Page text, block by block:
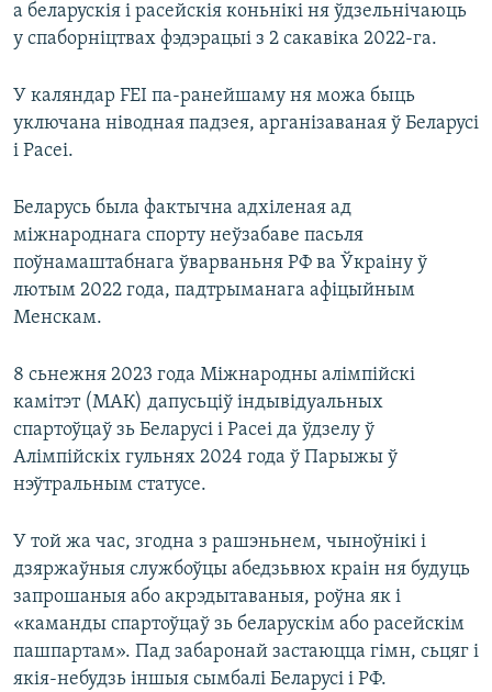
а беларускія і расейскія коньнікі ня ўдзельнічаюць
у спаборніцтвах фэдэрацыі з 2 сакавіка 2022-га.
У каляндар FEI па-ранейшаму ня можа быць
уключана ніводная падзея, арганізаваная ў Беларусі
і Расеі.
Беларусь была фактычна адхіленая ад
міжнароднага спорту неўзабаве пасьля
поўнамаштабнага ўварваньня РФ ва Ўкраіну ў
лютым 2022 года, падтрыманага афіцыйным
Менскам.
8 сьнежня 2023 года Міжнародны алімпійскі
камітэт (МАК) дапусьціў індывідуальных
спартоўцаў зь Беларусі і Расеі да ўдзелу ў
Алімпійскіх гульнях 2024 года ў Парыжы ў
нэўтральным статусе.
У той жа час, згодна з рашэньнем, чыноўнікі і
дзяржаўныя службоўцы абедзьвюх краін ня будуць
запрошаныя або акрэдытаваныя, роўна як і
«каманды спартоўцаў зь беларускім або расейскім
пашпартам». Пад забаронай застаюцца гімн, сьцяг і
якія-небудзь іншыя сымбалі Беларусі і РФ.